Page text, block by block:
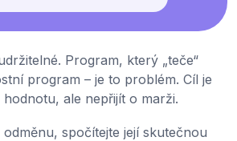
Program, který „teče“
program – je to problém. Cíl je
ale nepřijít o marži.
spočítejte její skutečnou